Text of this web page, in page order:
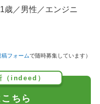
歳／男性／エンジニ
稿フォームで随時募集しています）
（indeed）
ちら